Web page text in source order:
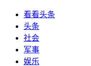
看看头条
头条
社会
军事
娱乐